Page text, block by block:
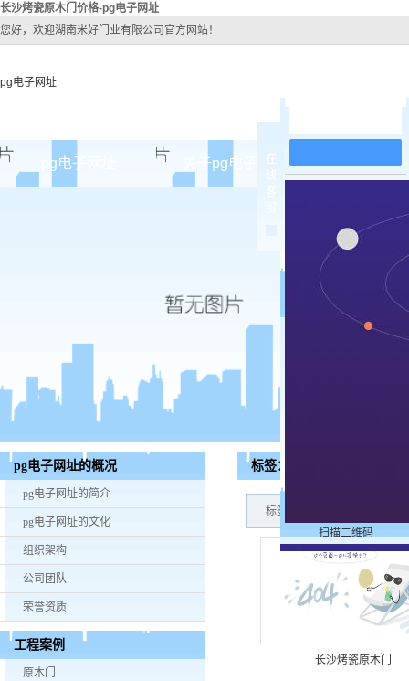
长沙烤瓷原木门价格-pg电子网址
您好，欢迎湖南米好门业有限公司官方网站！
pg电子网址
pg电子网址 关于pg电子网址
公司团队
pg电子网址
实木油
实木3d
烤瓷
实木复
pg电子网址的概况
pg电子网址的简介
pg电子网址的文化
组织架构
公司团队
荣誉资质
工程案例
原木门
标签：长沙烤瓷原木门价格
标签搜索结果：产品：1个,
长沙烤瓷原木门
在
扫描二维码